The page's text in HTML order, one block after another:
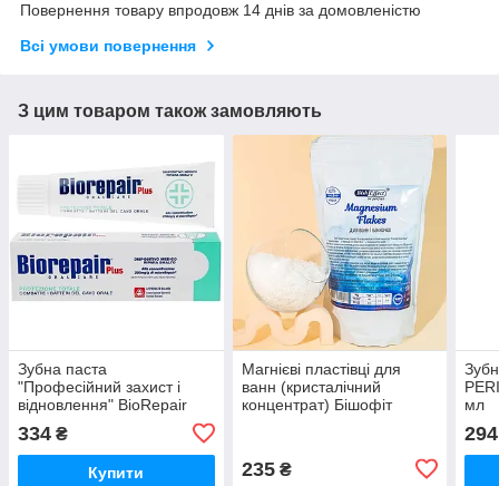
Повернення товару впродовж 14 днів за домовленістю
Всі умови повернення
З цим товаром також замовляють
Зубна паста
"Професійний захист і
відновлення" BioRepair
334 ₴
Купити
Магнієві пластівці для
ванн (кристалічний
концентрат) Бішофіт
235₴
мл
294